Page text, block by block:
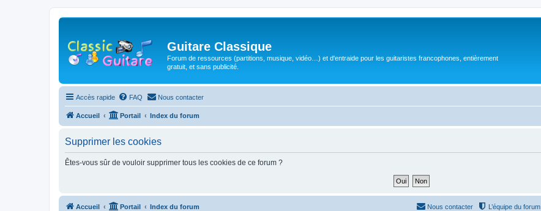
Guitare Classique
Forum de ressources (partitions, musique, vidéo…) et d'entraide pour les guitaristes francophones, entièrement
gratuit, et sans publicité.
Accès rapide FAQ Nous contacter
Accueil Portail Index du forum
Supprimer les cookies
Êtes-vous sûr de vouloir supprimer tous les cookies de ce forum ?
Accueil Portail Index du forum L’équipe du forum
Nous contacter